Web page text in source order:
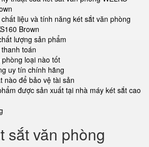
liệu và tính năng két sắt văn phòng
Brown
lượng sản phẩm
toán
loại nào tốt
uy tín chính hãng
nào để bảo vệ tài sản
được sản xuất tại nhà máy két sắt cao
sắt văn phòng